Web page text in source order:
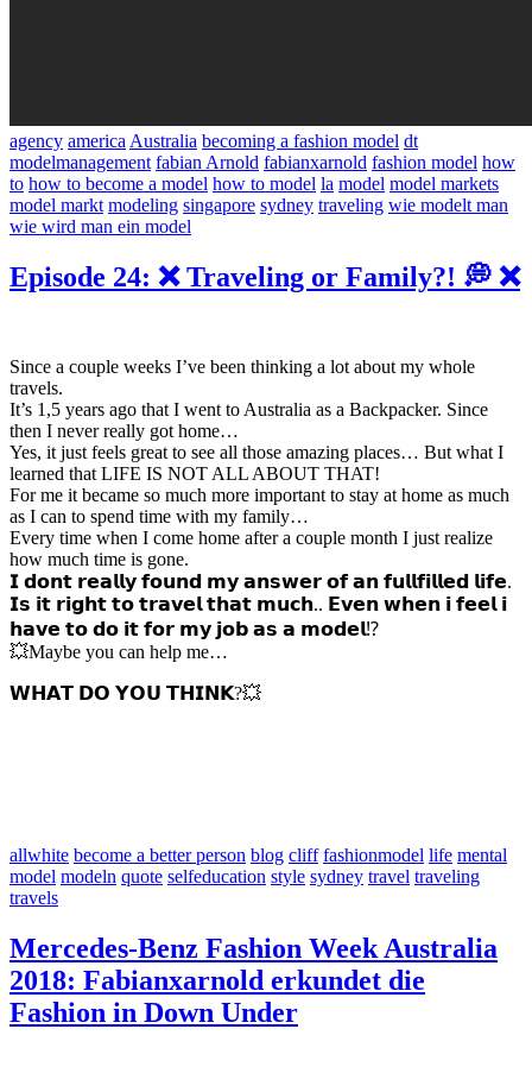
agency america Australia becoming a fashion model dt
modelmanagement fabian Arnold fabianxarnold fashion model how
to how to become a model how to model la model model markets
model markt modeling singapore sydney traveling wie modelt man
wie wird man ein model
Episode 24: ❌ Traveling or Family?! 💭 ❌
Since a couple weeks I’ve been thinking a lot about my whole
travels.
It’s 1,5 years ago that I went to Australia as a Backpacker. Since
then I never really got home…
Yes, it just feels great to see all those amazing places… But what I
learned that LIFE IS NOT ALL ABOUT THAT!
For me it became so much more important to stay at home as much
as I can to spend time with my family…
Every time when I come home after a couple month I just realize
how much time is gone.
𝗜 𝗱𝗼𝗻𝘁 𝗿𝗲𝗮𝗹𝗹𝘆 𝗳𝗼𝘂𝗻𝗱 𝗺𝘆 𝗮𝗻𝘀𝘄𝗲𝗿 𝗼𝗳 𝗮𝗻 𝗳𝘂𝗹𝗹𝗳𝗶𝗹𝗹𝗲𝗱 𝗹𝗶𝗳𝗲.
𝗜𝘀 𝗶𝘁 𝗿𝗶𝗴𝗵𝘁 𝘁𝗼 𝘁𝗿𝗮𝘃𝗲𝗹 𝘁𝗵𝗮𝘁 𝗺𝘂𝗰𝗵.. 𝗘𝘃𝗲𝗻 𝘄𝗵𝗲𝗻 𝗶 𝗳𝗲𝗲𝗹 𝗶
𝗵𝗮𝘃𝗲 𝘁𝗼 𝗱𝗼 𝗶𝘁 𝗳𝗼𝗿 𝗺𝘆 𝗷𝗼𝗯 𝗮𝘀 𝗮 𝗺𝗼𝗱𝗲𝗹⁉️
💥Maybe you can help me…
𝗪𝗛𝗔𝗧 𝗗𝗢 𝗬𝗢𝗨 𝗧𝗛𝗜𝗡𝗞?💥
allwhite become a better person blog cliff fashionmodel life mental
model modeln quote selfeducation style sydney travel traveling
travels
Mercedes-Benz Fashion Week Australia
2018: Fabianxarnold erkundet die
Fashion in Down Under